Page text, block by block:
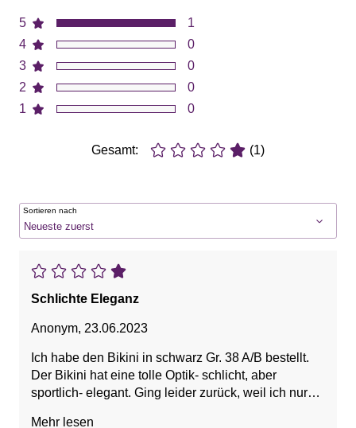
5
4
3
2
1
1
0
0
0
0
Gesamt: (1)
Sortieren nach
Schlichte Eleganz
Anonym, 23.06.2023
Ich habe den Bikini in schwarz Gr. 38 A/B bestellt.
Der Bikini hat eine tolle Optik- schlicht, aber
sportlich- elegant. Ging leider zurück, weil ich nur
Mehr lesen